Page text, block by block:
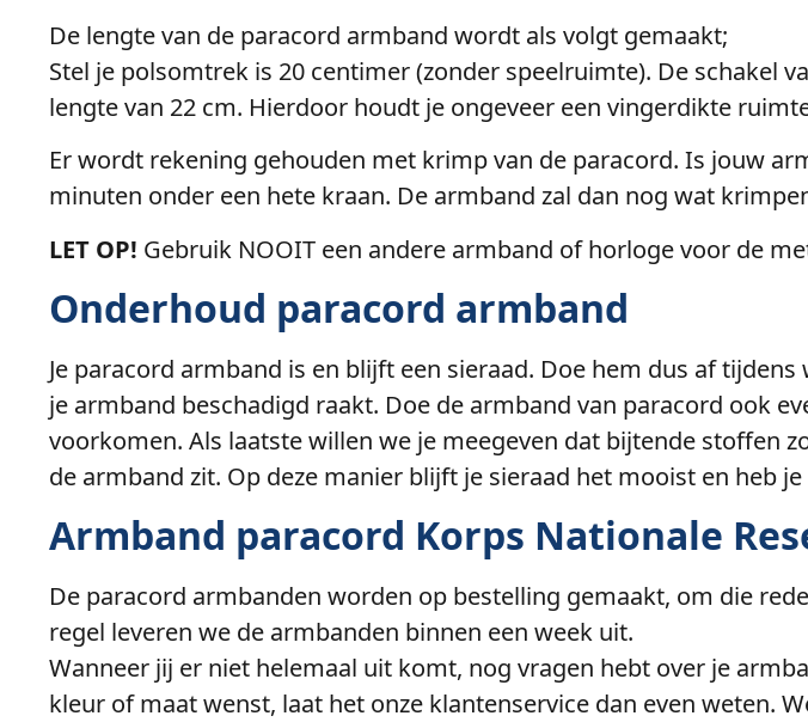
De lengte van de paracord armband wordt als volgt gemaakt;
Stel je polsomtrek is 20 centimer (zonder speelruimte). De schakel
lengte van 22 cm. Hierdoor houdt je ongeveer een vingerdikte
Er wordt rekening gehouden met krimp van de paracord. Is jouw
minuten onder een hete kraan. De armband zal dan nog wat
LET OP! Gebruik NOOIT een andere armband of horloge voor de
Onderhoud paracord armband
Je paracord armband is en blijft een sieraad. Doe hem dus af
je armband beschadigd raakt. Doe de armband van paracord ook
voorkomen. Als laatste willen we je meegeven dat bijtende stoffen
de armband zit. Op deze manier blijft je sieraad het mooist en heb
Armband paracord Korps Nationale
De paracord armbanden worden op bestelling gemaakt, om die
regel leveren we de armbanden binnen een week uit.
Wanneer jij er niet helemaal uit komt, nog vragen hebt over je
kleur of maat wenst, laat het onze klantenservice dan even weten.